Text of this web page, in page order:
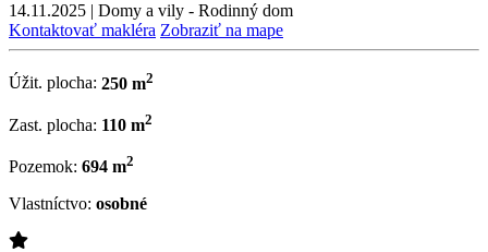
14.11.2025 | Domy a vily - Rodinný dom
Kontaktovať makléra Zobraziť na mape
Úžit. plocha: 250 m2
Zast. plocha: 110 m2
Pozemok: 694 m2
Vlastníctvo: osobné